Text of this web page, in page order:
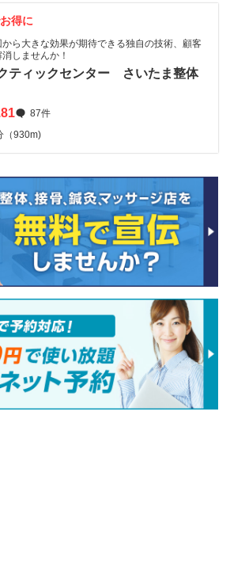
得に
ら大きな効果が期待できる独自の技術、顧客
しませんか！
ティックセンター さいたま整体
87件
（930m)